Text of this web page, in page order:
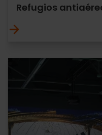
Refugios